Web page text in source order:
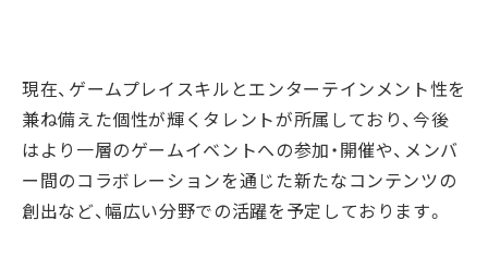
現在、ゲームプレイスキルとエンターテインメント性を
兼ね備えた個性が輝くタレントが所属しており、今後
はより一層のゲームイベントへの参加・開催や、メンバ
ー間のコラボレーションを通じた新たなコンテンツの
創出など、幅広い分野での活躍を予定しております。